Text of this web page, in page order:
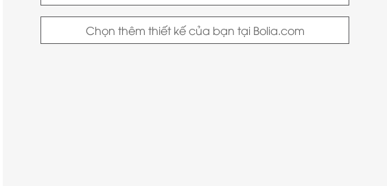
Chọn thêm thiết kế của bạn tại Bolia.com